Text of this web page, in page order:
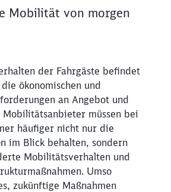
Mobilität von morgen
der Fahrgäste befindet sich
der Fahrgäste befindet
ökonomischen und
an Angebot und
müssen bei
häufiger nicht nur die
im Blick behalten, sondern
Mobilitätsverhalten und
Umso
zukünftige Maßnahmen